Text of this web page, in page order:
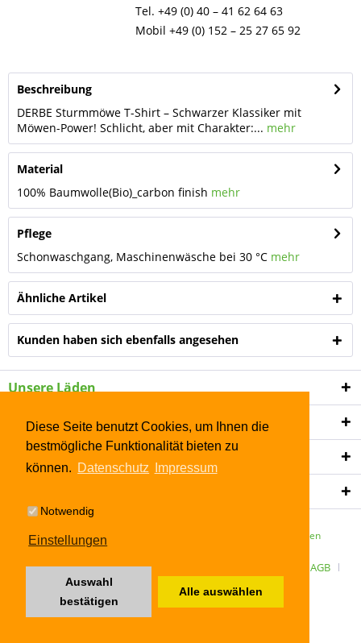
Diese Seite benutzt Cookies, um Ihnen die
bestmögliche Funktionalität bieten zu
können. Datenschutz Impressum
Notwendig
Einstellungen
Auswahl
bestätigen
Alle auswählen
Tel. +49 (0) 40 – 41 62 64 63
Mobil +49 (0) 152 – 25 27 65 92
Beschreibung
DERBE Sturmmöwe T-Shirt – Schwarzer Klassiker mit
Möwen-Power! Schlicht, aber mit Charakter:... mehr
Material
100% Baumwolle(Bio)_carbon finish mehr
Pflege
Schonwaschgang, Maschinenwäsche bei 30 °C mehr
Ähnliche Artikel
Kunden haben sich ebenfalls angesehen
Unsere Läden
Shop Service
Informationen
* Alle Preise inkl. gesetzl. Mehrwertsteuer zzgl. Versandkosten
ÜBER UNS Kontakt Datenschutz
AGB
Impressum